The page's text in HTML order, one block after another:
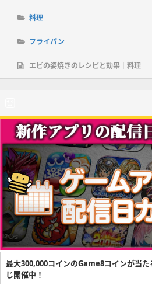
料理
フライパン
エビの姿焼きのレシピと効果｜料理
最大300,000コインのGame8コインが当
じ開催中！